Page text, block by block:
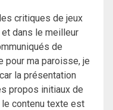
critiques de jeux
dans le meilleur
de
pour ma paroisse, je
la présentation
propos initiaux de
le contenu texte est